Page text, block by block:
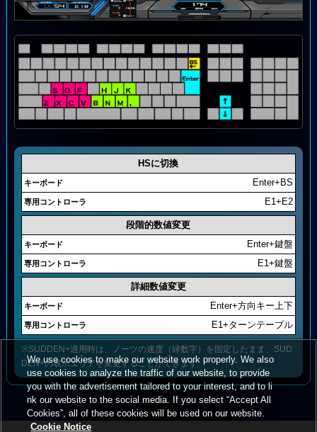
HSに切換
Enter+BS
E1+E2
段階的数値変更
Enter+鍵盤
E1+鍵盤
詳細数値変更
Enter+方向キー上下
E1+ターンテーブル
※SUDDEN+適用時は、ノーツの速度（緑数字）を固定したまま、SUD
DEN+の表示エリアを変更することができます
We use cookies to make our website work properly. We also
use cookies to analyze the traffic of our website, to provide
you with the advertisement tailored to your interest, and to li
nk our website to the social media. If you select “Accept All
Cookies”, all of these cookies will be used on our website.
Cookie Notice